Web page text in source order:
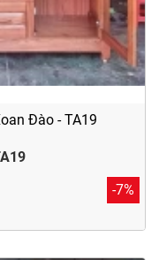
Đào - TA19
-7%